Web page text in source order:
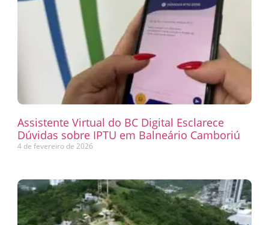
Assistente Virtual do BC Digital Esclarece
Dúvidas sobre IPTU em Balneário Camboriú
4 de fevereiro de 2026